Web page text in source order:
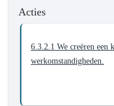
topwerkgever
Actieplannen
creëren
Acties
6.3.2.1 We creëren een
werkomstandigheden.